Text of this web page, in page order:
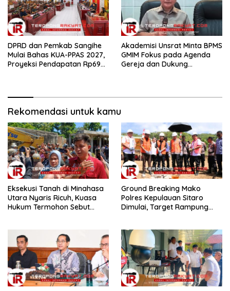
DPRD dan Pemkab Sangihe
Mulai Bahas KUA-PPAS 2027,
Proyeksi Pendapatan Rp699
Akademisi Unsrat Minta BPMS
GMIM Fokus pada Agenda
Gereja dan Dukung
Rekomendasi untuk kamu
Eksekusi Tanah di Minahasa
Utara Nyaris Ricuh, Kuasa
Hukum Termohon Sebut
Ground Breaking Mako
Polres Kepulauan Sitaro
Dimulai, Target Rampung